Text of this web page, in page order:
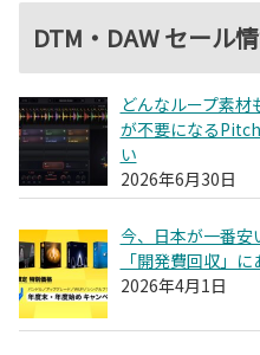
DTM・DAW セール
どんなループ素
が不要になる
い
2026年6月30日
今、日本が一番安
「開発費回収」に
2026年4月1日